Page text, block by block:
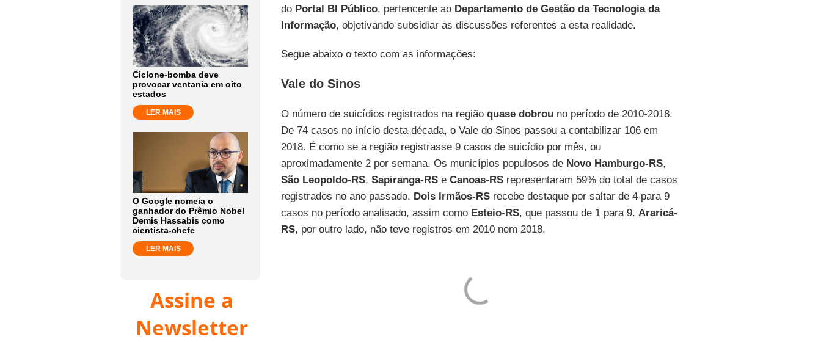
Ciclone-bomba deve
provocar ventania em oito
estados
LER MAIS
O Google nomeia o
ganhador do Prêmio Nobel
Demis Hassabis como
cientista-chefe
LER MAIS
Assine a
Newsletter
do Portal BI Público, pertencente ao Departamento de Gestão da Tecnologia da
Informação, objetivando subsidiar as discussões referentes a esta realidade.
Segue abaixo o texto com as informações:
Vale do Sinos
O número de suicídios registrados na região quase dobrouno período de 2010-2018.
De 74 casos no início desta década, o Vale do Sinos passou a contabilizar 106 em
2018. É como se a região registrasse 9 casos de suicídio por mês, ou
aproximadamente 2 por semana. Os municípios populosos deNovo Hamburgo-RS,
São Leopoldo-RS, Sapiranga-RSe Canoas-RSrepresentaram 59% do total de casos
registrados no ano passado. Dois Irmãos-RSrecebe destaque por saltar de 4 para 9
casos no período analisado, assim como Esteio-RS, que passou de 1 para 9. Araricá-
RS, por outro lado, não teve registros em 2010 nem 2018.